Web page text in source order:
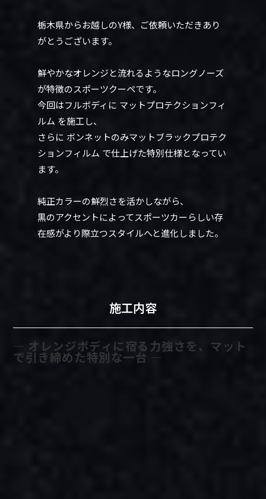
栃木県からお越しのY様、ご依頼いただきあり
がとうございます。
鮮やかなオレンジと流れるようなロングノーズ
が特徴のスポーツクーペです。
今回はフルボディに マットプロテクションフィ
ルム を施工し、
さらに ボンネットのみマットブラックプロテク
ションフィルム で仕上げた特別仕様となってい
ます。
純正カラーの鮮烈さを活かしながら、
黒のアクセントによってスポーツカーらしい存
在感がより際立つスタイルへと進化しました。
施工内容
― オレンジボディに宿る力強さを、マット
で引き締めた特別な一台 ―